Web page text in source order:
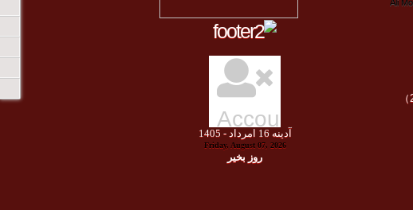
آدينه امرداد - 1405
Friday, August 07, 2026
روز بخير